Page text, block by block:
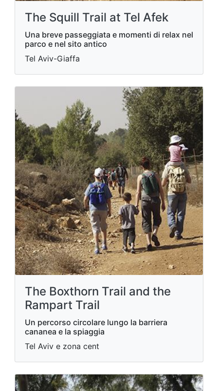
The Squill Trail at Tel Afek
Una breve passeggiata e momenti di relax nel
parco e nel sito antico
Tel Aviv-Giaffa
The Boxthorn Trail and the
Rampart Trail
Un percorso circolare lungo la barriera
cananea e la spiaggia
Tel Aviv e zona cent